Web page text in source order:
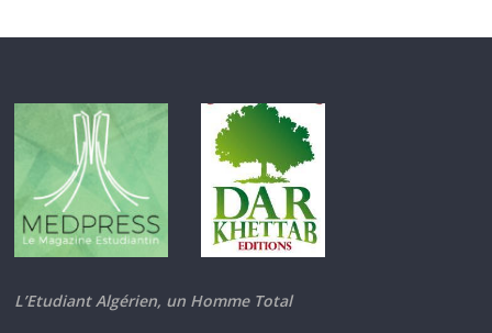
L’Etudiant Algérien, un Homme Total